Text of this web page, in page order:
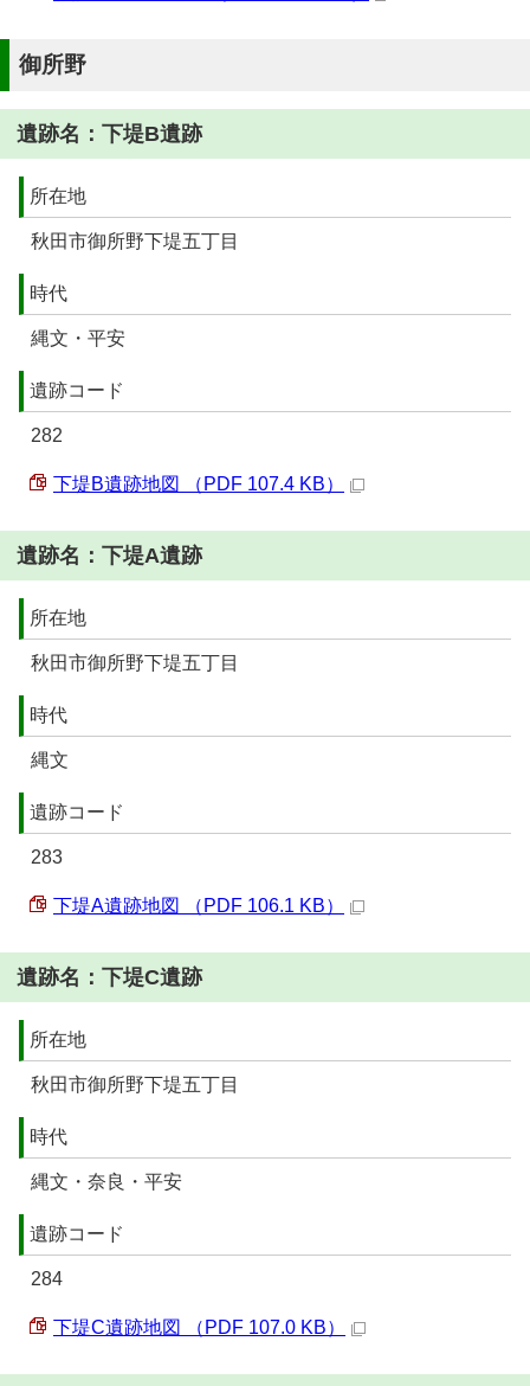
御所野
遺跡名：下堤B遺跡
所在地
秋田市御所野下堤五丁目
時代
縄文・平安
遺跡コード
282
下堤B遺跡地図 （PDF 107.4 KB）
遺跡名：下堤A遺跡
所在地
秋田市御所野下堤五丁目
時代
縄文
遺跡コード
283
下堤A遺跡地図 （PDF 106.1 KB）
遺跡名：下堤C遺跡
所在地
秋田市御所野下堤五丁目
時代
縄文・奈良・平安
遺跡コード
284
下堤C遺跡地図 （PDF 107.0 KB）